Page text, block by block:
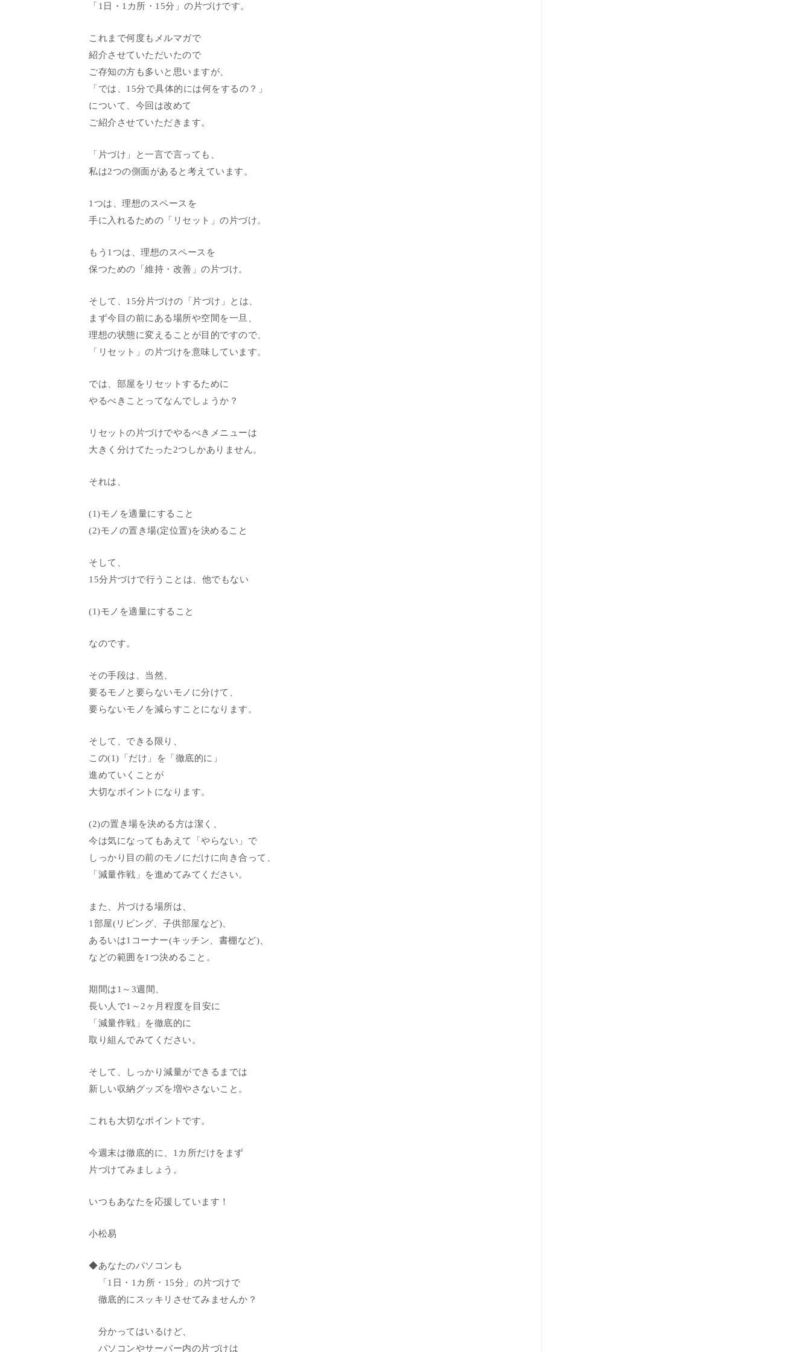
「1日・1カ所・15分」の片づけです。
これまで何度もメルマガで
紹介させていただいたので
ご存知の方も多いと思いますが、
「では、15分で具体的には何をするの？」
について、今回は改めて
ご紹介させていただきます。
「片づけ」と一言で言っても、
私は2つの側面があると考えています。
1つは、理想のスペースを
手に入れるための「リセット」の片づけ。
もう1つは、理想のスペースを
保つための「維持・改善」の片づけ。
そして、15分片づけの「片づけ」とは、
まず今目の前にある場所や空間を一旦、
理想の状態に変えることが目的ですので、
「リセット」の片づけを意味しています。
では、部屋をリセットするために
やるべきことってなんでしょうか？
リセットの片づけでやるべきメニューは
大きく分けてたった2つしかありません。
それは、
(1)モノを適量にすること
(2)モノの置き場(定位置)を決めること
そして、
15分片づけで行うことは、他でもない
(1)モノを適量にすること
なのです。
その手段は、当然、
要るモノと要らないモノに分けて、
要らないモノを減らすことになります。
そして、できる限り、
この(1)「だけ」を「徹底的に」
進めていくことが
大切なポイントになります。
(2)の置き場を決める方は潔く、
今は気になってもあえて「やらない」で
しっかり目の前のモノにだけに向き合って、
「減量作戦」を進めてみてください。
また、片づける場所は、
1部屋(リビング、子供部屋など)、
あるいは1コーナー(キッチン、書棚など)、
などの範囲を1つ決めること。
期間は1～3週間、
長い人で1～2ヶ月程度を目安に
「減量作戦」を徹底的に
取り組んでみてください。
そして、しっかり減量ができるまでは
新しい収納グッズを増やさないこと。
これも大切なポイントです。
今週末は徹底的に、1カ所だけをまず
片づけてみましょう。
いつもあなたを応援しています！
小松易
◆あなたのパソコンも
「1日・1カ所・15分」の片づけで
徹底的にスッキリさせてみませんか？
分かってはいるけど、
パソコンやサーバー内の片づけは